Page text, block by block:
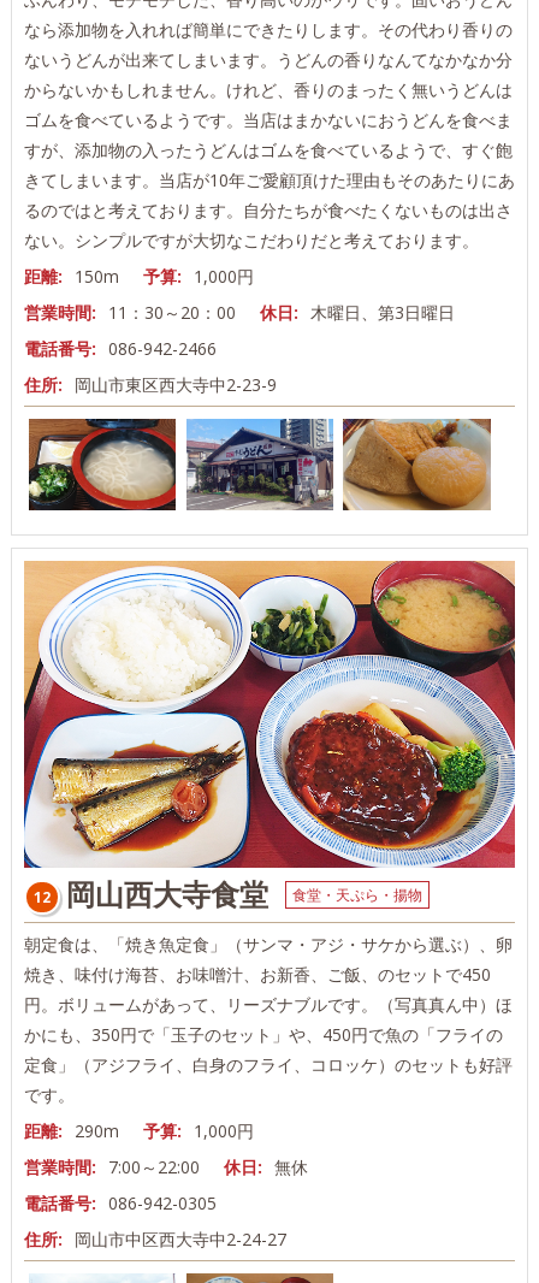
なら添加物を入れれば簡単にできたりします。その代わり香りの
ないうどんが出来てしまいます。うどんの香りなんてなかなか分
からないかもしれません。けれど、香りのまったく無いうどんは
ゴムを食べているようです。当店はまかないにおうどんを食べま
すが、添加物の入ったうどんはゴムを食べているようで、すぐ飽
きてしまいます。当店が10年ご愛顧頂けた理由もそのあたりにあ
るのではと考えております。自分たちが食べたくないものは出さ
ない。シンプルですが大切なこだわりだと考えております。
距離:
150m 予算:
1,000円
営業時間:
11：30～20：00 休日: 木曜日、第3日曜日
電話番号: 086-942-2466
住所:
岡山市東区西大寺中2-23-9
12 岡山西大寺食堂 食堂・天ぷら・揚物
朝定食は、「焼き魚定食」（サンマ・アジ・サケから選ぶ）、卵
焼き、味付け海苔、お味噌汁、お新香、ご飯、のセットで450
円。ボリュームがあって、リーズナブルです。（写真真ん中）ほ
かにも、350円で「玉子のセット」や、450円で魚の「フライの
定食」（アジフライ、白身のフライ、コロッケ）のセットも好評
です。
距離:
290m 予算:
1,000円
営業時間:
7:00～22:00 休日: 無休
電話番号: 086-942-0305
住所:
岡山市中区西大寺中2-24-27